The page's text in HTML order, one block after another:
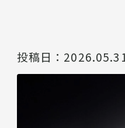
投稿日：